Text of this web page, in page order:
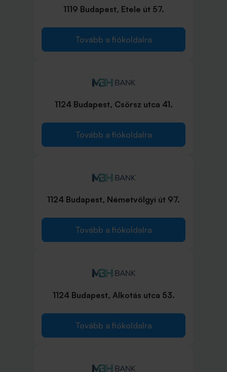
1119 Budapest, Etele út 57.
Tovább a fiókoldalra
1124 Budapest, Csörsz utca 41.
Tovább a fiókoldalra
1124 Budapest, Németvölgyi út 97.
Tovább a fiókoldalra
1124 Budapest, Alkotás utca 53.
Tovább a fiókoldalra